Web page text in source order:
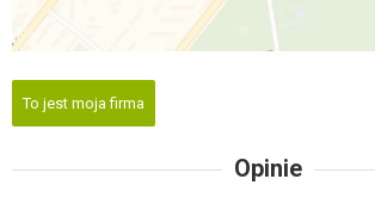
To jest moja firma
Opinie